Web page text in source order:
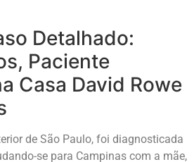
Detalhado:
Paciente
Casa David Rowe
de São Paulo, foi diagnosticada
se para Campinas com a mãe,